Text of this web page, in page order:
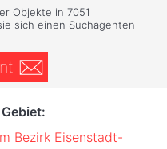
Objekte in 7051
sich einen Suchagenten
Bezirk Eisenstadt-